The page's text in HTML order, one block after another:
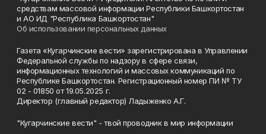
средствам массовой информации Республики Башкортостан
и АО ИД "Республика Башкортостан"
Об использовании персональных данных
Газета «Кугарчинские вести» зарегистрирована в Управлении
Федеральной службы по надзору в сфере связи,
информационных технологий и массовых коммуникаций по
Республике Башкортостан. Регистрационный номер ПИ № ТУ
02 - 01850 от 19.05.2025 г.
Директор (главный редактор) Ладыженко А.Г.
"Кугарчинские вести" - твой проводник в мир информации